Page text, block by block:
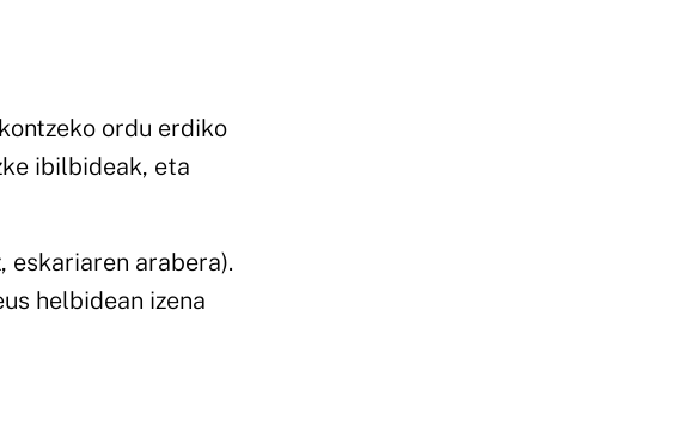
ordu erdiko
ibilbideak, eta
eskariaren arabera).
helbidean izena